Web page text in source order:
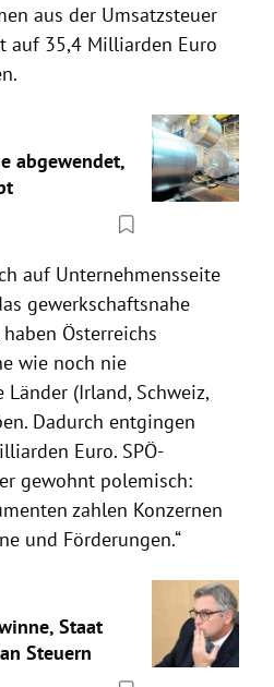
aus der Umsatzsteuer
auf 35,4 Milliarden Euro
abgewendet,
auf Unternehmensseite
gewerkschaftsnahe
Österreichs
wie noch nie
(Irland, Schweiz,
Dadurch entgingen
Euro. SPÖ-
gewohnt polemisch:
zahlen Konzernen
und Förderungen.“
Staat
Steuern